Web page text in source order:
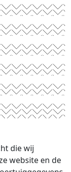
die wij
website en de